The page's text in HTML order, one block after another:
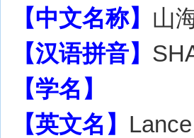
【中文名称】 山
【汉语拼音】
【学名】
【英文名】